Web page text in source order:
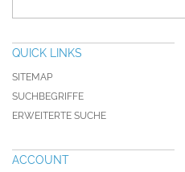
QUICK LINKS
SITEMAP
SUCHBEGRIFFE
ERWEITERTE SUCHE
ACCOUNT